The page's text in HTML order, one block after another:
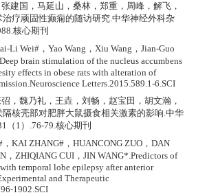
建国，马延山，桑林，郑重，周峰，解飞，
疗顽固性癫痫的随访研究.中华神经外科杂
核心期刊
Li Wei#，Yao Wang，Xiu Wang，Jian-Guo
brain stimulation of the nucleus accumbens
effects in obese rats with alteration of
Letters.2015.589.1-6.SCI
，魏乃礼，王垚，刘畅，赵宝田，胡文瀚，
核壳部对肥胖大鼠摄食相关激素的影响.中华
（1）.76-79.核心期刊
，KAI ZHANG#，HUANCONG ZUO，DAN
，ZHIQIANG CUI，JIN WANG*.Predictors of
temporal lobe epilepsy after anterior
and Therapeutic
1902.SCI